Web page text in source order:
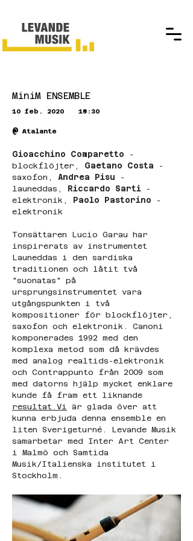
MiniM ENSEMBLE
10 feb. 2020 18:30
@ Atalante
Gioacchino Comparetto -
blockflöjter, Gaetano Costa -
saxofon, Andrea Pisu -
launeddas,
Riccardo Sarti -
elektronik,
Paolo Pastorino
-
elektronik
Tonsättaren Lucio Garau har
inspirerats av instrumentet
Launeddas i den sardiska
traditionen och låtit två
"suonatas" på
ursprungsinstrumentet vara
utgångspunkten i två
kompositioner för blockflöjter,
saxofon och elektronik. Canoni
komponerades 1992 med den
komplexa metod som då krävdes
med analog realtids-elektronik
och Contrappunto från 2009 som
med datorns hjälp mycket enklare
kunde få fram ett liknande
resultat.Vi är glada över att
kunna erbjuda denna ensemble en
liten Sverigeturné. Levande Musik
samarbetar med Inter Art Center
i Malmö och Samtida
Musik/Italienska institutet i
Stockholm.